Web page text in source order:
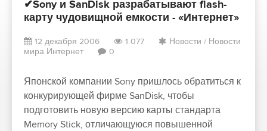
✔Sony и SanDisk разрабатывают flash-
карту чудовищной емкости - «Интернет»
12 декабря 2006 1 077 Новости / Новости
мира Интернет
0
Японской компании Sony пришлось обратиться к
конкурирующей фирме SanDisk, чтобы
подготовить новую версию карты стандарта
Memory Stick, отличающуюся повышенной